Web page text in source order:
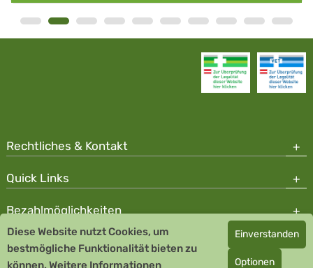
Rechtliches & Kontakt
Quick Links
Bezahlmöglichkeiten
Copyright © 2026 Team Santé Salvator Apotheke - GDP zertifiziert
Remedia Homöopathie GmbH GMP zertifizierter Arzneihersteller
Diese Website nutzt Cookies, um
bestmögliche Funktionalität bieten zu
können. Weitere Informationen
Einverstanden
Optionen